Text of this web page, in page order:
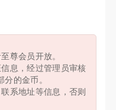
尊会员开放。
息，经过管理员审核
的金币。
系地址等信息，否则